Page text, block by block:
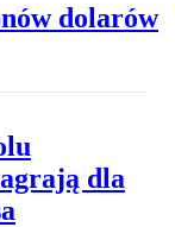
dolarów
dla